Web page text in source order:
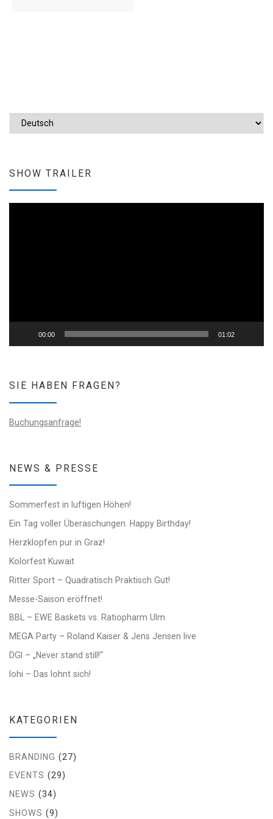
SHOW TRAILER
00:00 01:02
SIE HABEN FRAGEN?
Buchungsanfrage!
NEWS & PRESSE
Sommerfest in luftigen Höhen!
Ein Tag voller Überaschungen. Happy Birthday!
Herzklopfen pur in Graz!
Kolorfest Kuwait
Ritter Sport – Quadratisch Praktisch Gut!
Messe-Saison eröffnet!
BBL – EWE Baskets vs. Ratiopharm Ulm
MEGA Party – Roland Kaiser & Jens Jensen live
DGI – „Never stand still!“
lohi – Das lohnt sich!
KATEGORIEN
BRANDING (27)
EVENTS (29)
NEWS (34)
SHOWS (9)